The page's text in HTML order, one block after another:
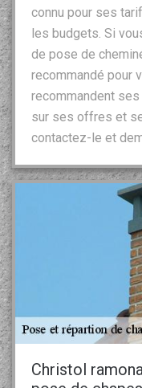
connu pour ses
les budgets. Si
de pose de
recommandé pour
recommandent
sur ses offres et
contactez-le et
Christol